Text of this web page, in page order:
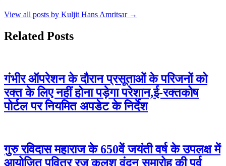
View all posts by Kuljit Hans Amritsar →
Related Posts
गंभीर ऑपरेशन के दौरान प्रसूताओं के परिजनों को
रक्त के लिए नहीं होना पड़ेगा परेशान,ई-रक्तकोष
पोर्टल पर नियमित अपडेट के निर्देश
गुरु रविदास महाराज के 650वें जयंती वर्ष के उपलक्ष में
आयोजित पवित्र रज कलश वंदन समारोह की पूर्व